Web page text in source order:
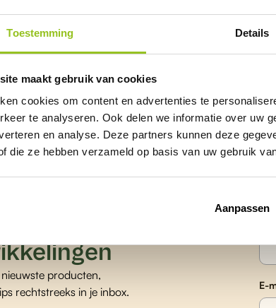
Toestemming Details
maakt gebruik van cookies
cookies om content en advertenties te
te analyseren. Ook delen we informatie over uw
en analyse. Deze partners kunnen deze
die ze hebben verzameld op basis van uw gebruik
Aanpassen
€ 42,00 excl. BTW
over de
producten,
rechtstreeks in je inbox.
E-